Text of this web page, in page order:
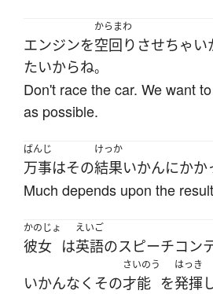
エンジンを
からまわ
空回り させちゃい
たいからね。
Don't race the car. We want
as possible.
ばんじ
万事はその
けっか
結果いかんにかか
Much depends upon the
かのじょ
彼女 は
えいご
英語のスピーチコン
いかんなく その
さいのう
才能 を
はっき
発揮